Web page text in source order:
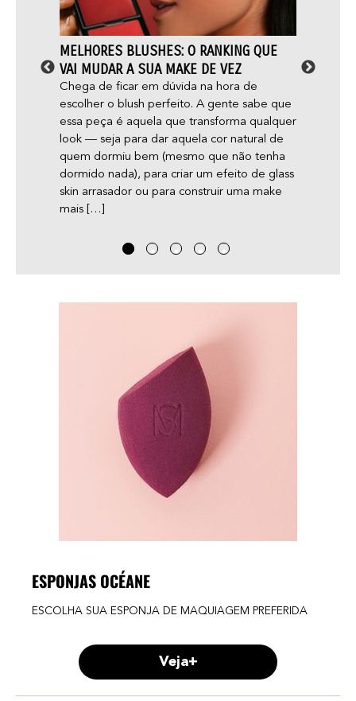
MELHORES BLUSHES: O RANKING QUE
VAI MUDAR A SUA MAKE DE VEZ
Chega de ficar em dúvida na hora de
escolher o blush perfeito. A gente sabe que
essa peça é aquela que transforma qualquer
look — seja para dar aquela cor natural de
quem dormiu bem (mesmo que não tenha
dormido nada), para criar um efeito de glass
skin arrasador ou para construir uma make
mais […]
ESPONJAS OCÉANE
ESCOLHA SUA ESPONJA DE MAQUIAGEM PREFERIDA
Veja+